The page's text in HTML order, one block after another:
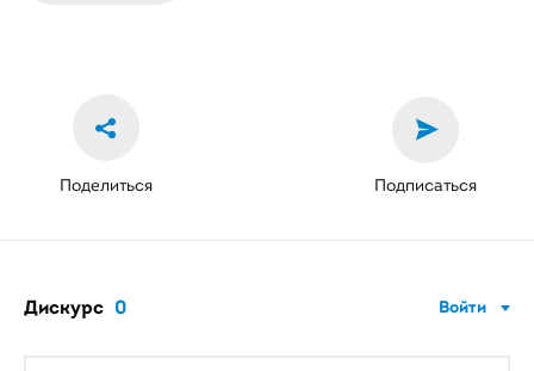
Поделиться Подписаться
Дискурс 0 Войти